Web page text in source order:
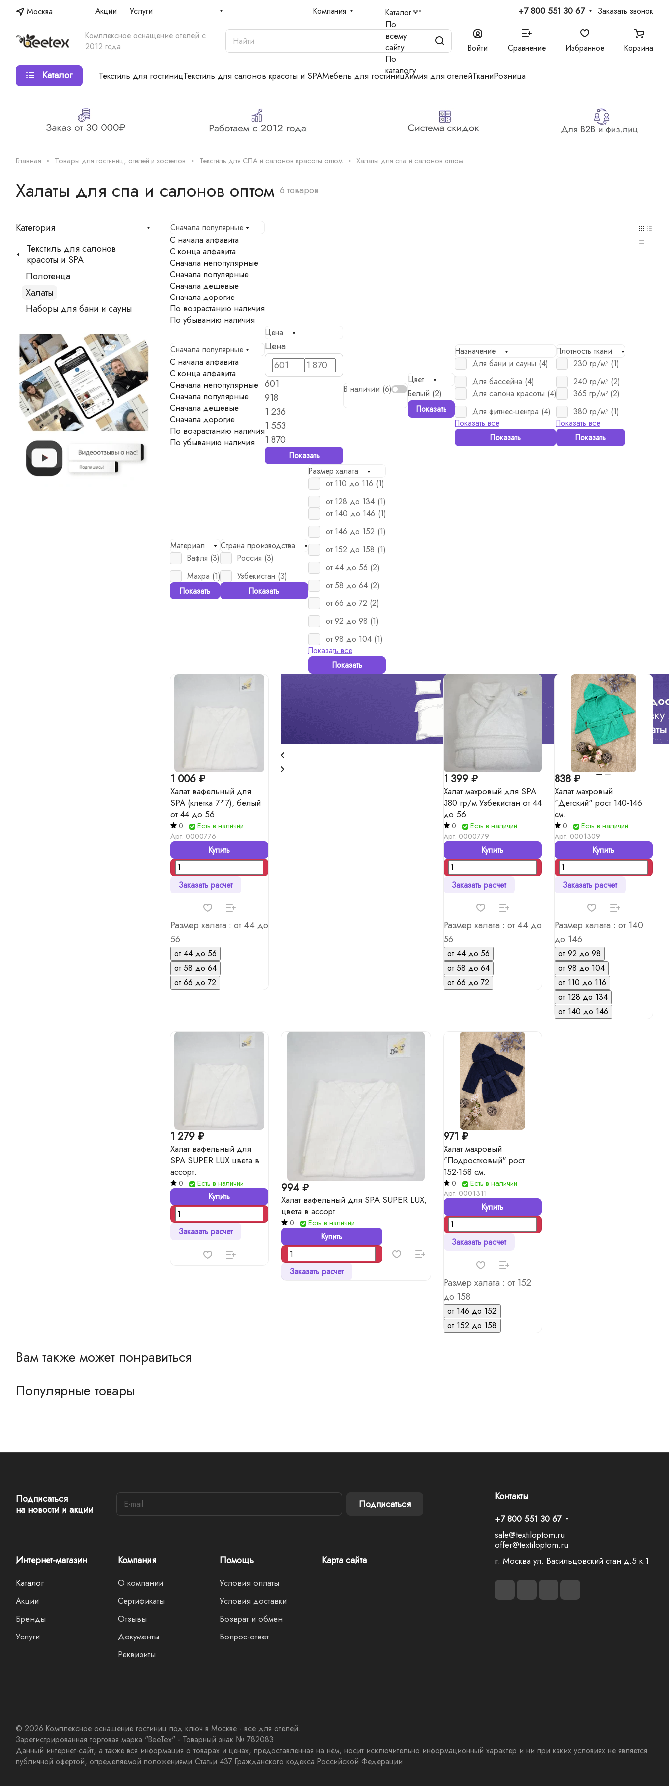
Москва Акции Услуги Компания +7 800 551 30 67 Заказать звонок
Комплексное оснащение отелей с
2012 года
Каталог
По
всему
сайту
По
каталогу
Войти Сравнение Избранное Корзина
Каталог Текстиль для гостиницТекстиль для салонов красоты и SPAМебель для гостиницХимия для отелейТканиРозница
Главная Товары для гостиниц, отелей и хостелов Текстиль для СПА и салонов красоты оптом Халаты для спа и салонов оптом
Халаты для спа и салонов оптом 6 товаров
Сначала популярные
С начала алфавита
С конца алфавита
Сначала непопулярные
Сначала популярные
Сначала дешевые
Сначала дорогие
По возрастанию наличия
По убыванию наличия
Сначала популярные
С начала алфавита
С конца алфавита
Сначала непопулярные
Сначала популярные
Сначала дешевые
Сначала дорогие
По возрастанию наличия
По убыванию наличия
Цена
Цена
601
918
1 236
1 553
1 870
Показать
В наличии (6)
Цвет
Белый (2)
Показать
Назначение
Для бани и сауны (4)
Для бассейна (4)
Для салона красоты (4)
Для фитнес-центра (4)
Показать все
Показать
Плотность ткани
230 гр/м² (1)
240 гр/м² (2)
365 гр/м² (2)
380 гр/м² (1)
Показать все
Показать
Материал
Вафля (3)
Махра (1)
Показать
Страна производства
Россия (3)
Узбекистан (3)
Показать
Размер халата
от 110 до 116 (1)
от 128 до 134 (1)
от 140 до 146 (1)
от 146 до 152 (1)
от 152 до 158 (1)
от 44 до 56 (2)
от 58 до 64 (2)
от 66 до 72 (2)
от 92 до 98 (1)
от 98 до 104 (1)
Показать все
Показать
1 006 ₽
Халат вафельный для
SPA (клетка 7*7), белый
от 44 до 56
0
Есть в наличии
Арт. 0000776
Купить
Заказать расчет
Размер халата : от 44 до
56
от 44 до 56
от 58 до 64
от 66 до 72
1 399 ₽
Халат махровый для SPA
380 гр/м Узбекистан от 44
до 56
0
Есть в наличии
Арт. 0000779
Купить
Заказать расчет
Размер халата : от 44 до
56
от 44 до 56
от 58 до 64
от 66 до 72
838 ₽
Халат махровый
"Детский" рост 140-146
см.
0
Есть в наличии
Арт. 0001309
Купить
Заказать расчет
Размер халата : от 140
до 146
от 92 до 98
от 98 до 104
от 110 до 116
от 128 до 134
от 140 до 146
1 279 ₽
Халат вафельный для
SPA SUPER LUX цвета в
ассорт.
0 Есть в наличии
Купить
Заказать расчет
994 ₽
Халат вафельный для SPA SUPER LUX,
цвета в ассорт.
0 Есть в наличии
Купить
Заказать расчет
971 ₽
Халат махровый
"Подростковый" рост
152-158 см.
0
Есть в наличии
Арт. 0001311
Купить
Заказать расчет
Размер халата : от 152
до 158
от 146 до 152
от 152 до 158
Категория
Текстиль для салонов
красоты и SPA
Полотенца
Халаты
Наборы для бани и сауны
Вам также может понравиться
Популярные товары
Подписаться
на новости и акции
Подписаться
Интернет-магазин
Каталог
Акции
Бренды
Услуги
Компания
О компании
Сертификаты
Отзывы
Документы
Реквизиты
Помощь
Условия оплаты
Условия доставки
Возврат и обмен
Вопрос-ответ
Карта сайта
Контакты
+7 800 551 30 67
sale@textiloptom.ru
offer@textiloptom.ru
г. Москва ул. Васильцовский стан д.5 к.1
© 2026 Комплексное оснащение гостиниц под ключ в Москве - все для отелей.
Зарегистрированная торговая марка "BeeTex" - Товарный знак № 782083
Данный интернет-сайт, а также вся информация о товарах и ценах, предоставленная на нём, носит исключительно информационный характер и ни при каких условиях не является
публичной офертой, определяемой положениями Статьи 437 Гражданского кодекса Российской Федерации.